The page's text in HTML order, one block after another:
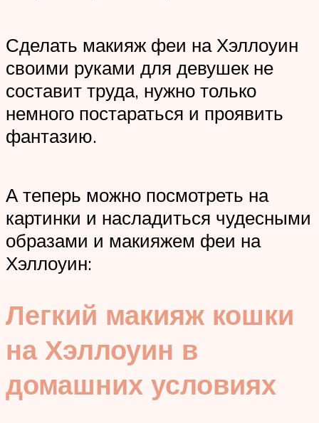
Сделать макияж феи на Хэллоуин
своими руками для девушек не
составит труда, нужно только
немного постараться и проявить
фантазию.
А теперь можно посмотреть на
картинки и насладиться чудесными
образами и макияжем феи на
Хэллоуин:
Легкий макияж кошки
на Хэллоуин в
домашних условиях